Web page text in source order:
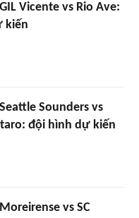
Vicente vs Rio Ave:
kiến
Sounders vs
đội hình dự kiến
vs SC